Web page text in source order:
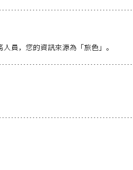
員，您的資訊來源為「旅色」。